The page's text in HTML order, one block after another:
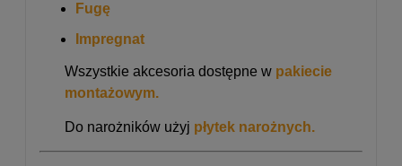
Fugę
Impregnat
Wszystkie akcesoria dostępne w pakiecie
montażowym.
Do narożników użyj płytek narożnych.